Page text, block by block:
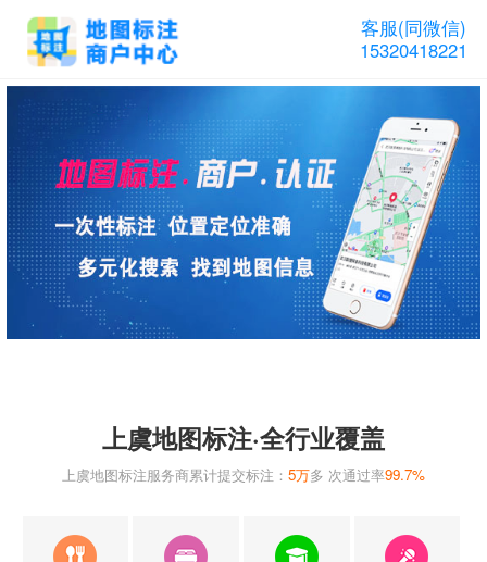
客服(同微信)
15320418221
上虞地图标注·全行业覆盖
上虞地图标注服务商累计提交标注： 5万多 次通过率99.7%